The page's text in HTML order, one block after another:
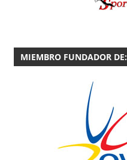
MIEMBRO FUNDADOR DE: